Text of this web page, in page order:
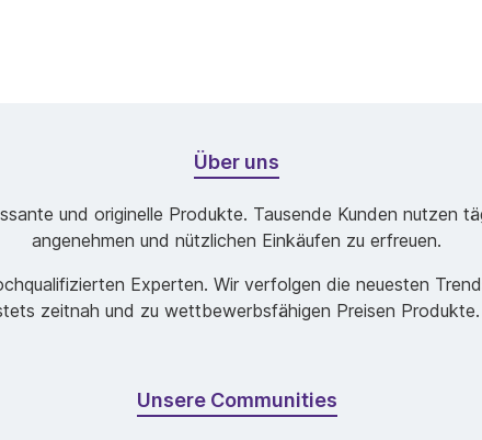
Über uns
und originelle Produkte. Tausende Kunden nutzen
angenehmen und nützlichen Einkäufen zu erfreuen.
Experten. Wir verfolgen die neuesten
zeitnah und zu wettbewerbsfähigen Preisen Produkte.
Unsere Communities